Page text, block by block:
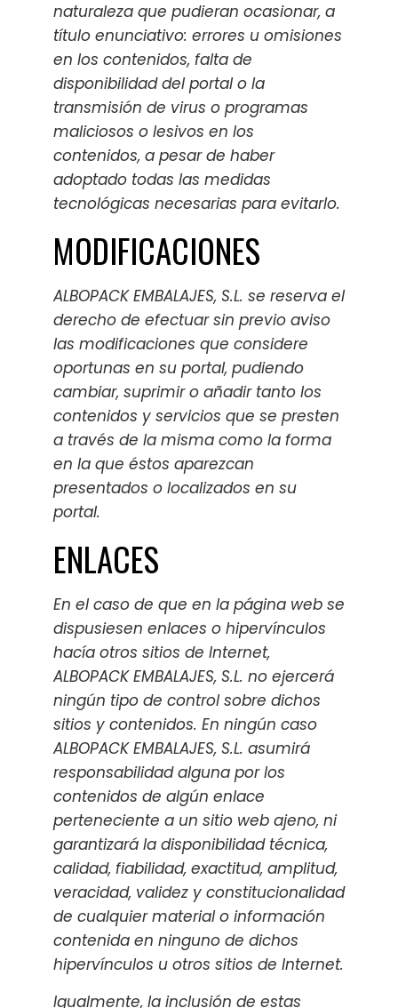
naturaleza que pudieran ocasionar, a
título enunciativo: errores u omisiones
en los contenidos, falta de
disponibilidad del portal o la
transmisión de virus o programas
maliciosos o lesivos en los
contenidos, a pesar de haber
adoptado todas las medidas
tecnológicas necesarias para evitarlo.
MODIFICACIONES
ALBOPACK EMBALAJES, S.L. se reserva el
derecho de efectuar sin previo aviso
las modificaciones que considere
oportunas en su portal, pudiendo
cambiar, suprimir o añadir tanto los
contenidos y servicios que se presten
a través de la misma como la forma
en la que éstos aparezcan
presentados o localizados en su
portal.
ENLACES
En el caso de que en la página web se
dispusiesen enlaces o hipervínculos
hacía otros sitios de Internet,
ALBOPACK EMBALAJES, S.L. no ejercerá
ningún tipo de control sobre dichos
sitios y contenidos. En ningún caso
ALBOPACK EMBALAJES, S.L. asumirá
responsabilidad alguna por los
contenidos de algún enlace
perteneciente a un sitio web ajeno, ni
garantizará la disponibilidad técnica,
calidad, fiabilidad, exactitud, amplitud,
veracidad, validez y constitucionalidad
de cualquier material o información
contenida en ninguno de dichos
hipervínculos u otros sitios de Internet.
Igualmente, la inclusión de estas